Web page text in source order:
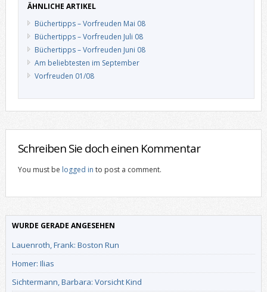
ÄHNLICHE ARTIKEL
Büchertipps – Vorfreuden Mai 08
Büchertipps – Vorfreuden Juli 08
Büchertipps – Vorfreuden Juni 08
Am beliebtesten im September
Vorfreuden 01/08
Schreiben Sie doch einen Kommentar
You must be logged in to post a comment.
WURDE GERADE ANGESEHEN
Lauenroth, Frank: Boston Run
Homer: Ilias
Sichtermann, Barbara: Vorsicht Kind